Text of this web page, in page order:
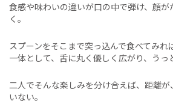
食感や味わいの違いが口の中で弾け、顔が
く。
スプーンをそこまで突っ込んで食べてみれ
一体として、舌に丸く優しく広がり、うっ
二人でそんな楽しみを分け合えば、距離
いない。